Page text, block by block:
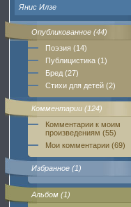
Янис Илзе
Опубликованное (44)
Поэзия (14)
Публицистика (1)
Бред (27)
Стихи для детей (2)
Комментарии (124)
Комментарии к моим
произведениям (55)
Мои комментарии (69)
Избранное (1)
Альбом (1)